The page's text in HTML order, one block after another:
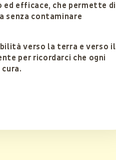
ed efficace, che permette di
senza contaminare
verso la terra e verso il
per ricordarci che ogni